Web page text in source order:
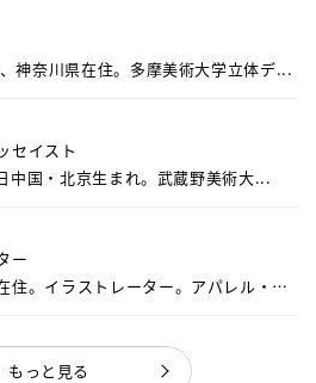
神奈川県在住。多摩美術大学立体デ...
セイスト
中国・北京生まれ。武蔵野美術大...
ー
住。イラストレーター。アパレル・キ
もっと見る